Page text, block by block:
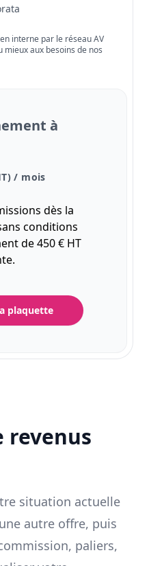
interne par le réseau AV
aux besoins de nos
à
/ mois
dès la
conditions
de 450 € HT
plaquette
revenus
situation actuelle
autre offre, puis
paliers,